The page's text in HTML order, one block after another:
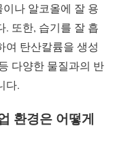
나 알코올에 잘 용
. 또한, 습기를 잘 흡
여 탄산칼륨을 생성
다양한 물질과의 반
다.
환경은 어떻게